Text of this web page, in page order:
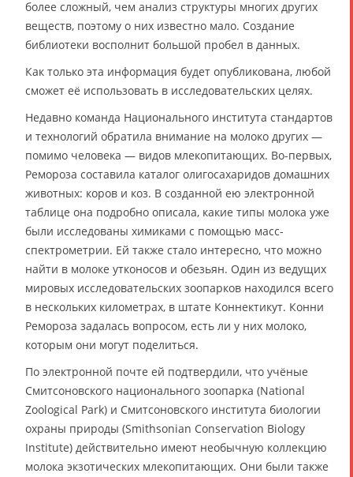
более сложный, чем анализ структуры многих других
веществ, поэтому о них известно мало. Создание
библиотеки восполнит большой пробел в данных.
Как только эта информация будет опубликована, любой
сможет её использовать в исследовательских целях.
Недавно команда Национального института стандартов
и технологий обратила внимание на молоко других —
помимо человека — видов млекопитающих. Во-первых,
Ремороза составила каталог олигосахаридов домашних
животных: коров и коз. В созданной ею электронной
таблице она подробно описала, какие типы молока уже
были исследованы химиками с помощью масс-
спектрометрии. Ей также стало интересно, что можно
найти в молоке утконосов и обезьян. Один из ведущих
мировых исследовательских зоопарков находился всего
в нескольких километрах, в штате Коннектикут. Конни
Ремороза задалась вопросом, есть ли у них молоко,
которым они могут поделиться.
По электронной почте ей подтвердили, что учёные
Смитсоновского национального зоопарка (National
Zoological Park) и Смитсоновского института биологии
охраны природы (Smithsonian Conservation Biology
Institute) действительно имеют необычную коллекцию
молока экзотических млекопитающих. Они были также